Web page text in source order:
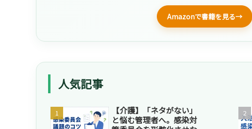
Amazonで書籍を見る→
人気記事
【介護】「ネタがない」
と悩む管理者へ。感染対